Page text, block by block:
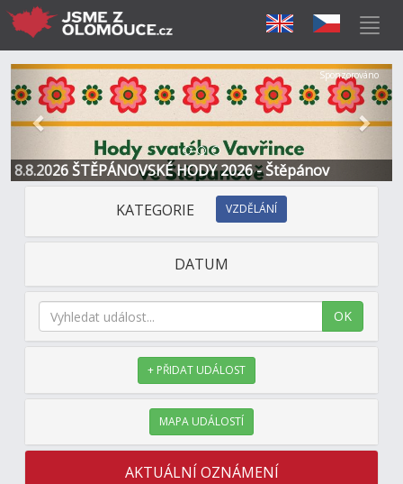
8.8.2026 ŠTĚPÁNOVSKÉ HODY 2026 - Štěpánov
Předchozí Další
Sponzorováno
KATEGORIE VZDĚLÁNÍ
DATUM
OK
+ PŘIDAT UDÁLOST
MAPA UDÁLOSTÍ
AKTUÁLNÍ OZNÁMENÍ